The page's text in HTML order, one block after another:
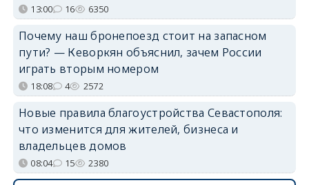
13:00 16 6350
Почему наш бронепоезд стоит на запасном
пути? — Кеворкян объяснил, зачем России
играть вторым номером
18:08 4 2572
Новые правила благоустройства Севастополя:
что изменится для жителей, бизнеса и
владельцев домов
08:04 15 2380